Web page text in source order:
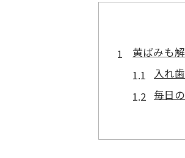
黄ばみも
入れ
毎日
入れ
看護